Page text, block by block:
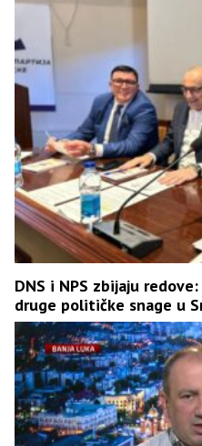
DNS i NPS zbijaju
druge političke snage u